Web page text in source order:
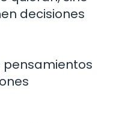
decisiones
pensamientos